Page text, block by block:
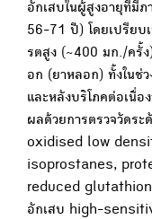
อักเสบในผู้สูงอายุที่มีภ
56-71 ปี) โดยเปรียบ
รตสูง (~400 มก./ครั้ง
อก (ยาหลอก) ทั้งในช่
และหลังบริโภคต่อเนื่อ
ผลด้วยการตรวจวัดร
oxidised low
isoprostanes,
reduced
อักเสบ high-